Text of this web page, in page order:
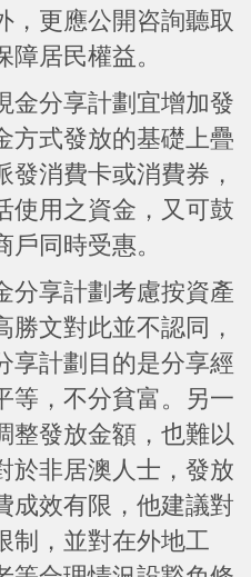
，更應公開咨詢聽取
居民權益。
金分享計劃宜增加發
方式發放的基礎上疊
消費卡或消費券，
使用之資金，又可鼓
同時受惠。
分享計劃考慮按資產
文對此並不認同，
享計劃目的是分享經
等，不分貧富。另一
整發放金額，也難以
於非居澳人士，發放
成效有限，他建議對
制，並對在外地工